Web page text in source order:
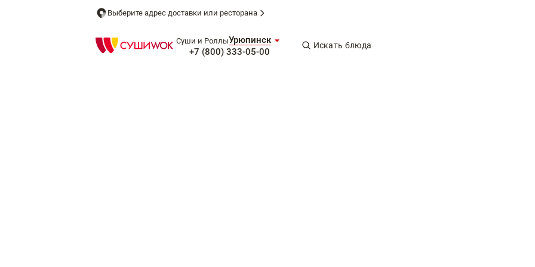
Выберите адрес доставки или ресторана
Суши и РоллыУрюпинск
+7 (800) 333-05-00
Искать блюда